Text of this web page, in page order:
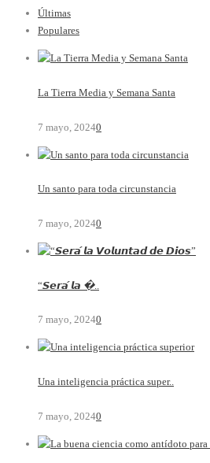
Últimas
Populares
La Tierra Media y Semana Santa
7 mayo, 20240
Un santo para toda circunstancia
7 mayo, 20240
“𝙎𝙚𝙧𝙖́ 𝙡𝙖 �..
7 mayo, 20240
Una inteligencia práctica super..
7 mayo, 20240